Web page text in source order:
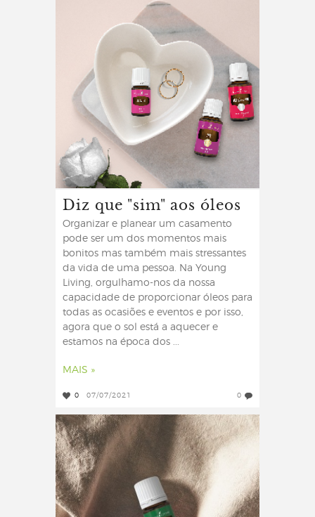
Diz que "sim" aos óleos
Organizar e planear um casamento
pode ser um dos momentos mais
bonitos mas também mais stressantes
da vida de uma pessoa. Na Young
Living, orgulhamo-nos da nossa
capacidade de proporcionar óleos para
todas as ocasiões e eventos e por isso,
agora que o sol está a aquecer e
estamos na época dos ...
MAIS »
0 07/07/2021 0